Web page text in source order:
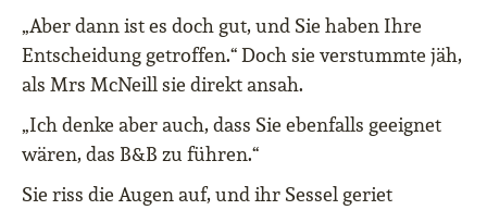
„Aber dann ist es doch gut, und Sie haben Ihre
Entscheidung getroffen.“ Doch sie verstummte jäh,
als Mrs McNeill sie direkt ansah.
„Ich denke aber auch, dass Sie ebenfalls geeignet
wären, das B&B zu führen.“
Sie riss die Augen auf, und ihr Sessel geriet